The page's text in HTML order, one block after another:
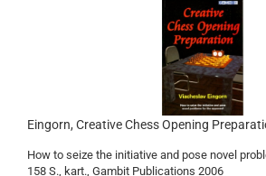
Eingorn, Creative Chess Opening
How to seize the initiative and pose novel
158 S., kart., Gambit Publications 2006